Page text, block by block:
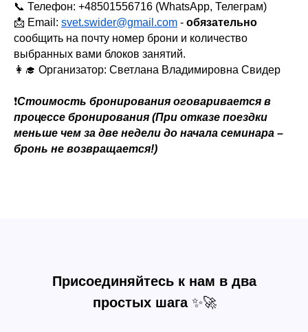
📞 Телефон: +48501556716 (WhatsApp, Телеграм)
📩 Email: svet.swider@gmail.com - обязательно
сообщить на почту номер брони и количество
выбранных вами блоков занятий.
👩‍🎓 Организатор: Светлана Владимировна Свидер
❗Стоимость бронирования оговаривается в
процессе бронирования (При отказе поездки
меньше чем за две недели до начала семинара –
бронь не возвращается!)
Присоединяйтесь к нам в два
простых шага ✨🚀